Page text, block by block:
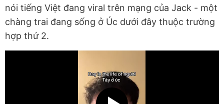
nói tiếng Việt đang viral trên mạng của Jack - một
chàng trai đang sống ở Úc dưới đây thuộc trường
hợp thứ 2.